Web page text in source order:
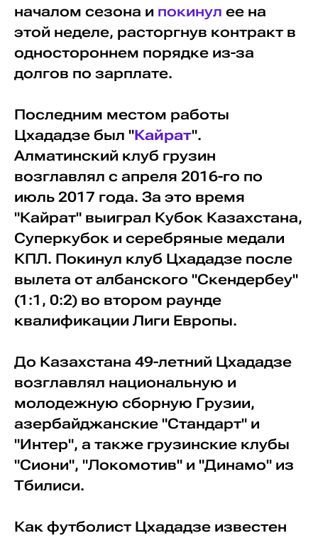
началом сезона и покинул ее на
этой неделе, расторгнув контракт в
одностороннем порядке из-за
долгов по зарплате.
Последним местом работы
Цхададзе был "Кайрат".
Алматинский клуб грузин
возглавлял с апреля 2016-го по
июль 2017 года. За это время
"Кайрат" выиграл Кубок Казахстана,
Суперкубок и серебряные медали
КПЛ. Покинул клуб Цхададзе после
вылета от албанского "Скендербеу"
(1:1, 0:2) во втором раунде
квалификации Лиги Европы.
До Казахстана 49-летний Цхададзе
возглавлял национальную и
молодежную сборную Грузии,
азербайджанские "Стандарт" и
"Интер", а также грузинские клубы
"Сиони", "Локомотив" и "Динамо" из
Тбилиси.
Как футболист Цхададзе известен